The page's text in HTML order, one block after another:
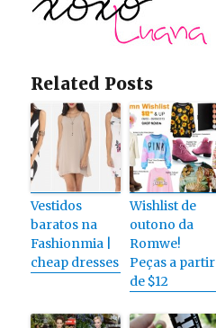
Related Posts
Vestidos
baratos na
Fashionmia |
cheap dresses
Wishlist de
outono da
Romwe!
Peças a partir
de $12